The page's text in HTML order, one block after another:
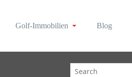
Golf-Immobilien Blog